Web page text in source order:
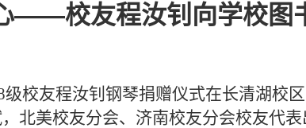
——校友程汝钊向学校图
级校友程汝钊钢琴捐赠仪式在长清湖校
北美校友分会、济南校友分会校友代表